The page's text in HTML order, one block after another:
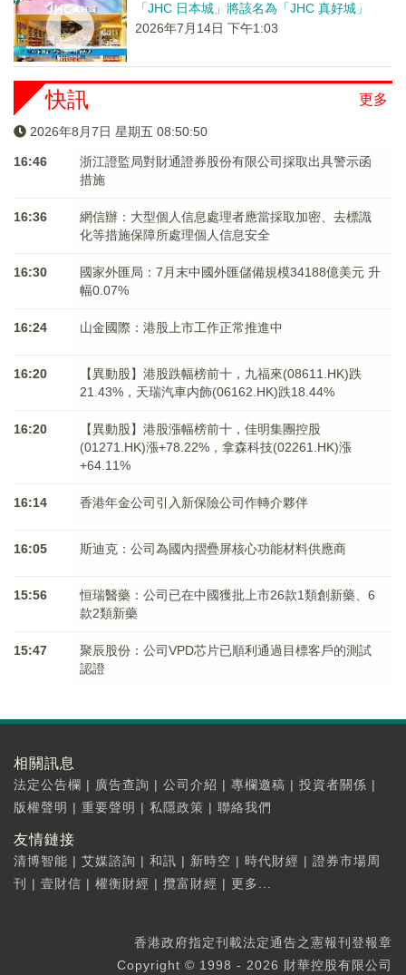
「JHC 日本城」將該名為「JHC 真好城」
2026年7月14日 下午1:03
更多
快訊
2026年8月7日 星期五 08:50:50
16:46
浙江證監局對財通證券股份有限公司採取出具警示函
措施
16:36
網信辦：大型個人信息處理者應當採取加密、去標識
化等措施保障所處理個人信息安全
16:30
國家外匯局：7月末中國外匯儲備規模34188億美元 升
幅0.07%
16:24 山金國際：港股上市工作正常推進中
16:20
【異動股】港股跌幅榜前十，九福來(08611.HK)跌
21.43%，天瑞汽車内飾(06162.HK)跌18.44%
16:20
【異動股】港股漲幅榜前十，佳明集團控股
(01271.HK)漲+78.22%，拿森科技(02261.HK)漲
+64.11%
16:14 香港年金公司引入新保險公司作轉介夥伴
16:05 斯迪克：公司為國內摺疊屏核心功能材料供應商
15:56
恒瑞醫藥：公司已在中國獲批上市26款1類創新藥、6
款2類新藥
15:47
聚辰股份：公司VPD芯片已順利通過目標客戶的測試
認證
相關訊息
法定公告欄 | 廣告查詢 | 公司介紹 | 專欄邀稿 | 投資者關係 |
版權聲明 | 重要聲明 | 私隱政策 | 聯絡我們
友情鏈接
清博智能 | 艾媒諮詢 | 和訊 | 新時空 | 時代財經 | 證券市場周
刊
| 壹財信 | 權衡財經 | 攬富財經 | 更多...
香港政府指定刊載法定通告之憲報刊登報章
Copyright © 1998 - 2026 財華控股有限公司